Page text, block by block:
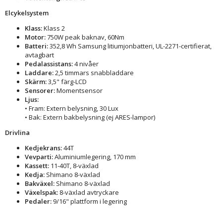
Elcykelsystem
Klass:Klass 2
Motor:750W peak baknav, 60Nm
Batteri:352,8 Wh Samsung litiumjonbatteri, UL-2271-certifierat,
avtagbart
Pedalassistans:4 nivåer
Laddare:2,5 timmars snabbladdare
Skärm:3,5" färg-LCD
Sensorer:Momentsensor
Ljus:
• Fram: Extern belysning, 30 Lux
• Bak: Extern bakbelysning (ej ARES-lampor)
Drivlina
Kedjekrans:44T
Vevparti:Aluminiumlegering, 170 mm
Kassett: 11-40T, 8-växlad
Kedja: Shimano 8-växlad
Bakväxel: Shimano 8-växlad
Växelspak: 8-växlad avtryckare
Pedaler: 9/16" plattform i legering